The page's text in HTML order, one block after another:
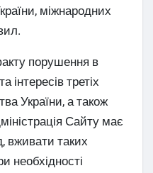
міжнародних
порушення в
інтересів третіх
України, а також
Сайту має
вживати таких
необхідності